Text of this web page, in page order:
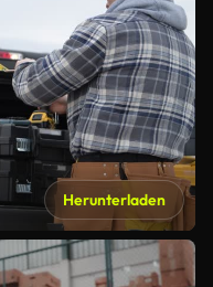
Herunterladen